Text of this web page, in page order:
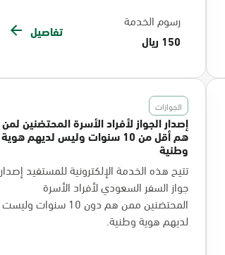
رسوم الخدمة
150 ريال
تفاصيل
الجوازات
إصدار الجواز لأفراد الأسرة المحتضنين لمن
هم أقل من 10 سنوات وليس لديهم هوية
وطنية
تتيح هذه الخدمة الإلكترونية للمستفيد إصدار
جواز السفر السعودي لأفراد الأسرة
المحتضنين ممن هم دون 10 سنوات وليست
لديهم هوية وطنية.